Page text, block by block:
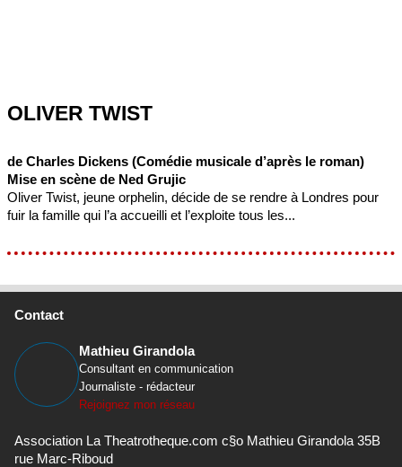
OLIVER TWIST
de Charles Dickens (Comédie musicale d’après le roman)
Mise en scène de Ned Grujic
Oliver Twist, jeune orphelin, décide de se rendre à Londres pour
fuir la famille qui l’a accueilli et l’exploite tous les...
Contact
Mathieu Girandola
Consultant en communication
Journaliste - rédacteur
Rejoignez mon réseau
Association La Theatrotheque.com c§o Mathieu Girandola 35B
rue Marc-Riboud